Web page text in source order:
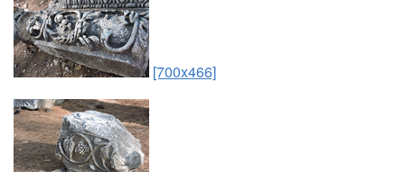
[700x466]